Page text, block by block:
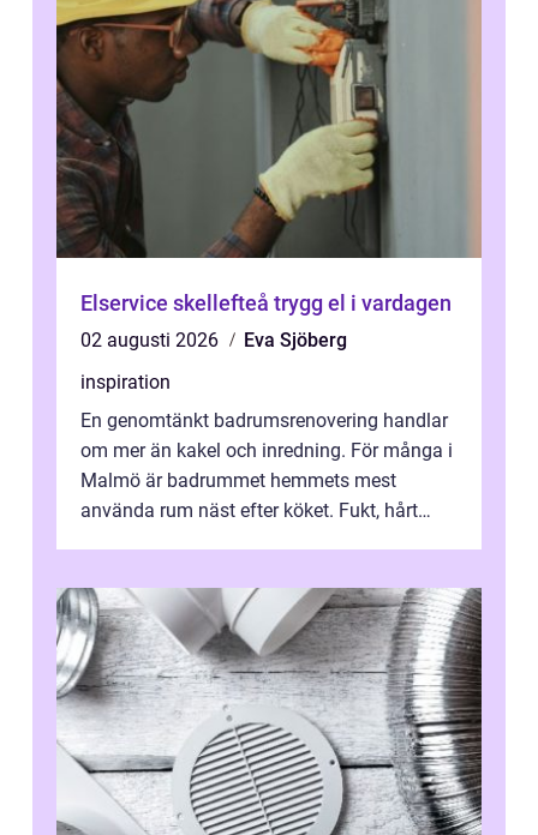
Elservice skellefteå trygg el i vardagen
02 augusti 2026
Eva Sjöberg
inspiration
En genomtänkt badrumsrenovering handlar
om mer än kakel och inredning. För många i
Malmö är badrummet hemmets mest
använda rum näst efter köket. Fukt, hårt